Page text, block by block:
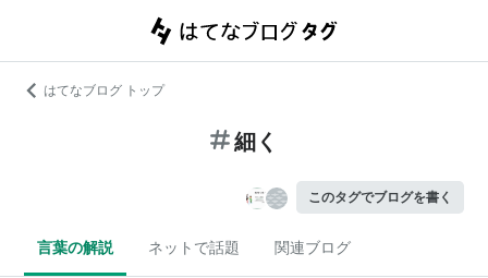
はてなブログ トップ
細く
このタグでブログを書く
言葉の解説 ネットで話題 関連ブログ